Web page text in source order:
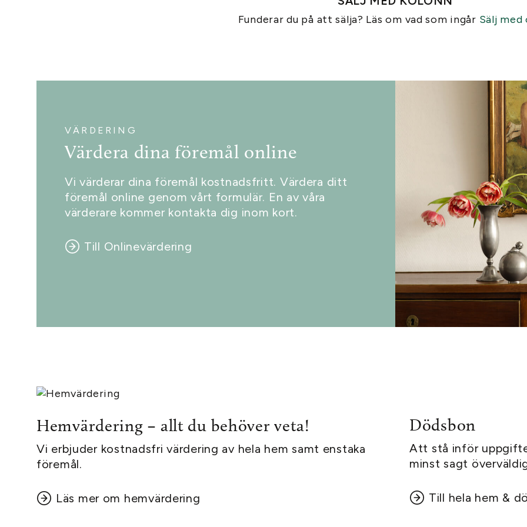
Funderar du på att sälja? Läs om vad som ingår Sälj med
VÄRDERING
Värdera dina föremål online
Vi värderar dina föremål kostnadsfritt. Värdera ditt
föremål online genom vårt formulär. En av våra
värderare kommer kontakta dig inom kort.
Till Onlinevärdering
Hemvärdering – allt du behöver veta!
Vi erbjuder kostnadsfri värdering av hela hem samt enstaka
föremål.
Läs mer om hemvärdering
Dödsbon
Att stå inför
minst sagt
Till hela hem &